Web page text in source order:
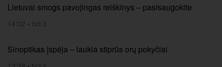
Lietuvai smogs pavojingas reiškinys – pasisaugokite
14:02 • tv3.lt
Sinoptikas įspėja – laukia stiprūs orų pokyčiai